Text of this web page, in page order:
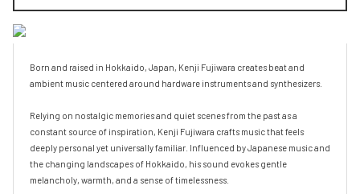
Born and raised in Hokkaido, Japan, Kenji Fujiwara creates beat and
ambient music centered around hardware instruments and synthesizers.
Relying on nostalgic memories and quiet scenes from the past as a
constant source of inspiration, Kenji Fujiwara crafts music that feels
deeply personal yet universally familiar. Influenced by Japanese music and
the changing landscapes of Hokkaido, his sound evokes gentle
melancholy, warmth, and a sense of timelessness.